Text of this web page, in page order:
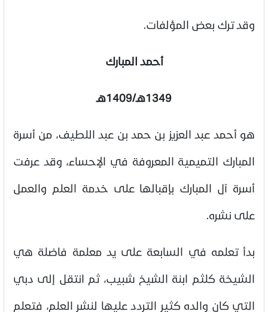
وقد ترك بعض المؤلفات.
أحمد المبارك
1349هـ/1409هـ
هو أحمد عبد العزيز بن حمد بن عبد اللطيف، من أسرة
المبارك التميمية المعروفة في الإحساء، وقد عرفت
أسرة آل المبارك بإقبالها على خدمة العلم والعمل
على نشره.
بدأ تعلمه في السابعة على يد معلمة فاضلة هي
الشيخة كلثم ابنة الشيخ شبيب، ثم انتقل إلى دبي
التي كان والده كثير التردد عليها لنشر العلم، فتعلم